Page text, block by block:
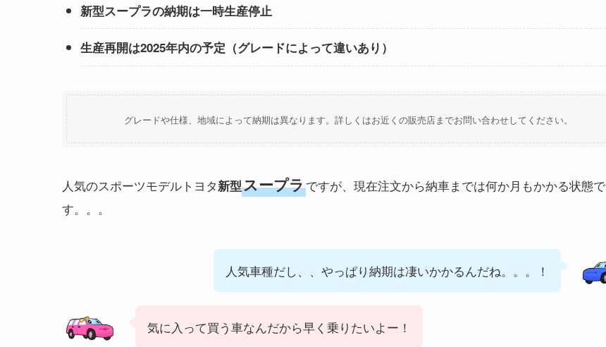
新型スープラの納期は一時生産停止
生産再開は2025年内の予定（グレードによって違いあり）
グレードや仕様、地域によって納期は異なります。詳しくはお近くの販売店までお問い合わせしてください。
人気のスポーツモデルトヨタ新型スープラですが、現在注文から納車までは何か月もかかる状態で
す。。。
人気車種だし、、やっぱり納期は凄いかかるんだね。。。！
気に入って買う車なんだから早く乗りたいよー！